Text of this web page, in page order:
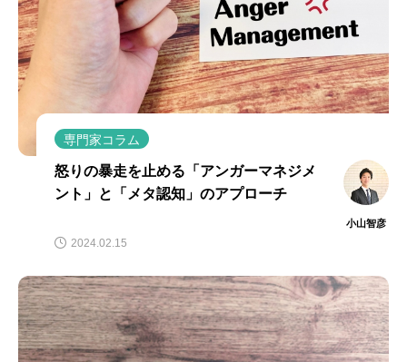
専門家コラム
怒りの暴走を止める「アンガーマネジメ
ント」と「メタ認知」のアプローチ
小山智彦
2024.02.15